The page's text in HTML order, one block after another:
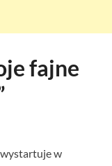
fajne
wystartuje w